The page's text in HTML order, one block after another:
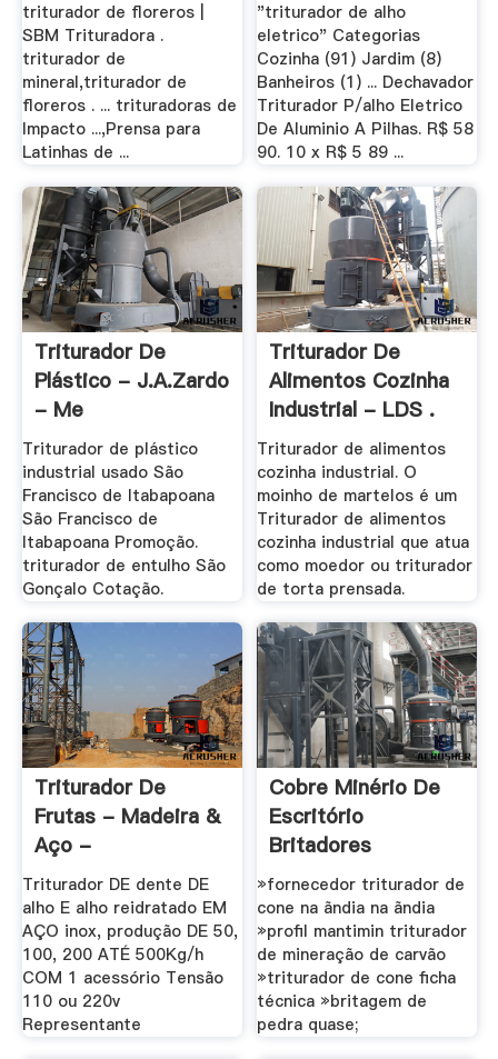
triturador de floreros |
SBM Trituradora .
triturador de
mineral,triturador de
floreros . ... trituradoras de
Impacto ...,Prensa para
Latinhas de ...
"triturador de alho
eletrico" Categorias
Cozinha (91) Jardim (8)
Banheiros (1) ... Dechavador
Triturador P/alho Eletrico
De Aluminio A Pilhas. R$ 58
90. 10 x R$ 5 89 ...
Triturador De
Plástico - J.A.Zardo
- Me
Triturador de plástico
industrial usado São
Francisco de Itabapoana
São Francisco de
Itabapoana Promoção.
triturador de entulho São
Gonçalo Cotação.
Triturador De
Alimentos Cozinha
Industrial - LDS .
Triturador de alimentos
cozinha industrial. O
moinho de martelos é um
Triturador de alimentos
cozinha industrial que atua
como moedor ou triturador
de torta prensada.
Triturador De
Frutas - Madeira &
Aço -
Solostocks.pt
Triturador DE dente DE
alho E alho reidratado EM
AÇO inox, produção DE 50,
100, 200 ATÉ 500Kg/h
COM 1 acessório Tensão
110 ou 220v
Representante
Cobre Minério De
Escritório
Britadores
Primários .
»fornecedor triturador de
cone na ãndia na ãndia
»profil mantimin triturador
de mineração de carvão
»triturador de cone ficha
técnica »britagem de
pedra quase;